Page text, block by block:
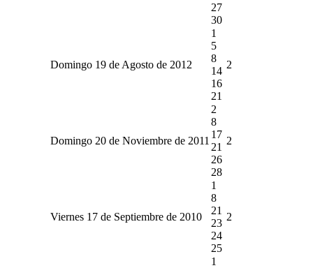
27
30
Domingo 19 de Agosto de 2012
1
5
8
14
16
21
2
Domingo 20 de Noviembre de 2011
2
8
17
21
26
28
2
Viernes 17 de Septiembre de 2010
1
8
21
23
24
25
2
1